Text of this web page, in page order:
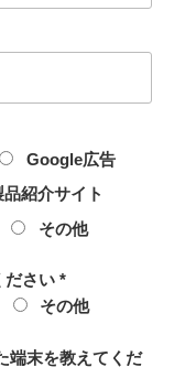
Google広告
品紹介サイト
その他
ださい *
その他
端末を教えてくだ